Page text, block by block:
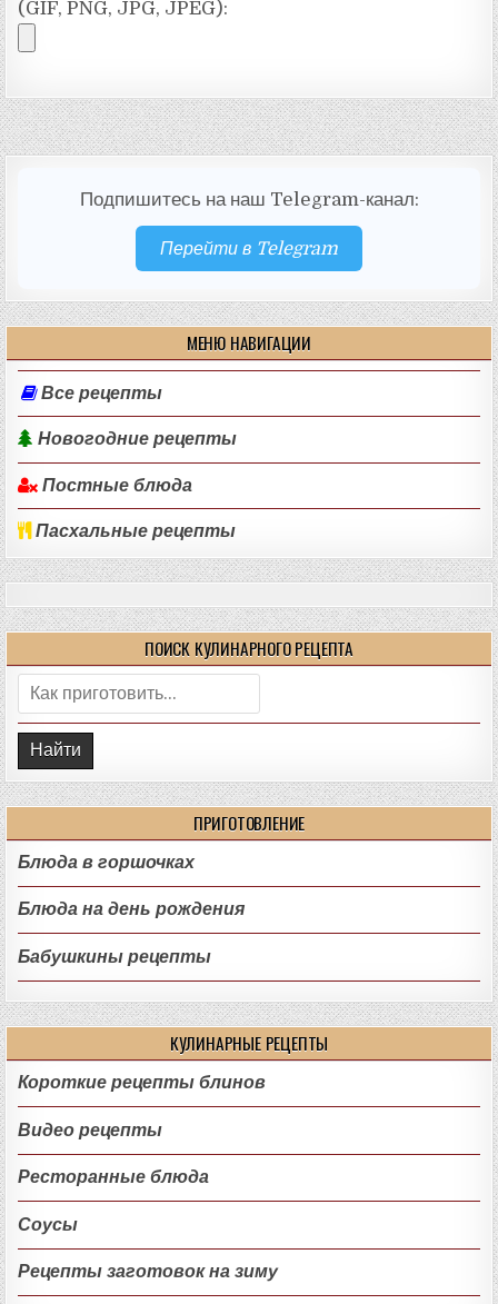
(GIF, PNG, JPG, JPEG):
Подпишитесь на наш Telegram-канал:
Перейти в Telegram
МЕНЮ НАВИГАЦИИ
Все рецепты
Новогодние рецепты
Постные блюда
Пасхальные рецепты
ПОИСК КУЛИНАРНОГО РЕЦЕПТА
Поиск:
ПРИГОТОВЛЕНИЕ
Блюда в горшочках
Блюда на день рождения
Бабушкины рецепты
КУЛИНАРНЫЕ РЕЦЕПТЫ
Короткие рецепты блинов
Видео рецепты
Ресторанные блюда
Соусы
Рецепты заготовок на зиму